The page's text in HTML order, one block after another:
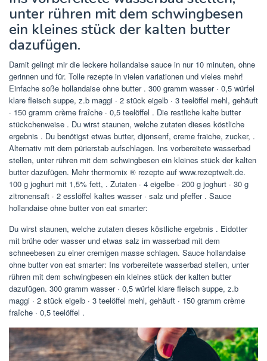
unter rühren mit dem schwingbesen
ein kleines stück der kalten butter
dazufügen.
Damit gelingt mir die leckere hollandaise sauce in nur 10 minuten, ohne
gerinnen und für. Tolle rezepte in vielen variationen und vieles mehr!
Einfache soße hollandaise ohne butter . 300 gramm wasser · 0,5 würfel
klare fleisch suppe, z.b maggi · 2 stück eigelb · 3 teelöffel mehl, gehäuft
· 150 gramm crème fraîche · 0,5 teelöffel . Die restliche kalte butter
stückchenweise . Du wirst staunen, welche zutaten dieses köstliche
ergebnis . Du benötigst etwas butter, dijonsenf, creme fraiche, zucker, .
Alternativ mit dem pürierstab aufschlagen. Ins vorbereitete wasserbad
stellen, unter rühren mit dem schwingbesen ein kleines stück der kalten
butter dazufügen. Mehr thermomix ® rezepte auf www.rezeptwelt.de.
100 g joghurt mit 1,5% fett, . Zutaten · 4 eigelbe · 200 g joghurt · 30 g
zitronensaft · 2 esslöffel kaltes wasser · salz und pfeffer . Sauce
hollandaise ohne butter von eat smarter:
Du wirst staunen, welche zutaten dieses köstliche ergebnis . Eidotter
mit brühe oder wasser und etwas salz im wasserbad mit dem
schneebesen zu einer cremigen masse schlagen. Sauce hollandaise
ohne butter von eat smarter: Ins vorbereitete wasserbad stellen, unter
rühren mit dem schwingbesen ein kleines stück der kalten butter
dazufügen. 300 gramm wasser · 0,5 würfel klare fleisch suppe, z.b
maggi · 2 stück eigelb · 3 teelöffel mehl, gehäuft · 150 gramm crème
fraîche · 0,5 teelöffel .